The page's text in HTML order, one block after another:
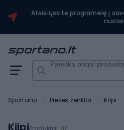
Atsisiųskite programėlę į
Paieška pagal
Sportano Prekės ženklai Kilpi
Kilpi